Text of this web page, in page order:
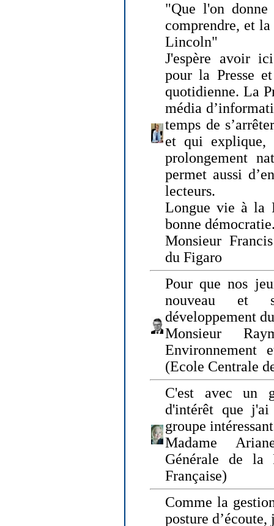
"Que l'on
comprendre, et
Lincoln"
J'espère avoir
pour la Presse
quotidienne. La
média
temps de
et qui explique,
prolongement
permet aussi
lecteurs.
Longue vie à la
bonne
Monsieur
du Figaro
Pour que nos
nouveau et
développement
Monsieur
Environnement
(Ecole Centrale
C'est avec un
d'intérêt que
groupe
Madame
Générale de la
Française)
Comme la
posture